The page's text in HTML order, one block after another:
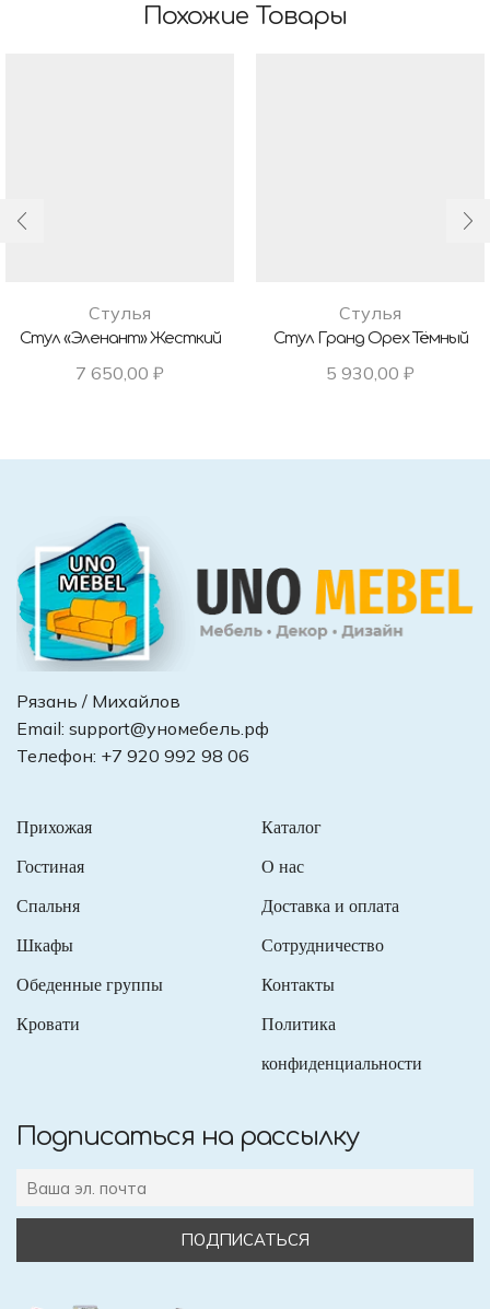
Похожие Товары
Стулья
Стул «Эленант» Жесткий
7 650,00 ₽
Стулья
Стул Гранд Орех Тёмный
5 930,00 ₽
Рязань / Михайлов
Email: support@уномебель.рф
Телефон: +7 920 992 98 06
Прихожая
Гостиная
Спальня
Шкафы
Обеденные группы
Кровати
Каталог
О нас
Доставка и оплата
Сотрудничество
Контакты
Политика
конфиденциальности
Подписаться на рассылку